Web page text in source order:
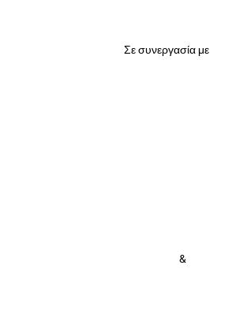
Σε συνεργασία με
&